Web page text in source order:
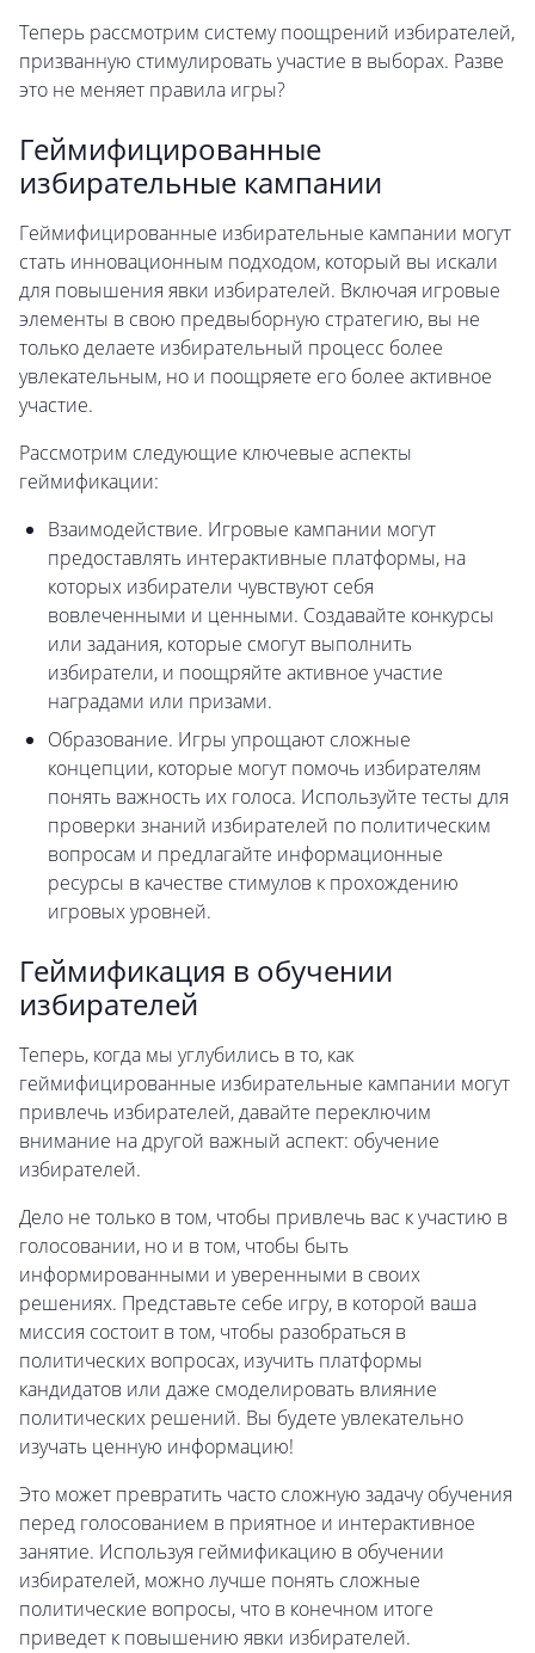
Теперь рассмотрим систему поощрений избирателей,
призванную стимулировать участие в выборах. Разве
это не меняет правила игры?
Геймифицированные
избирательные кампании
Геймифицированные избирательные кампании могут
стать инновационным подходом, который вы искали
для повышения явки избирателей. Включая игровые
элементы в свою предвыборную стратегию, вы не
только делаете избирательный процесс более
увлекательным, но и поощряете его более активное
участие.
Рассмотрим следующие ключевые аспекты
геймификации:
Взаимодействие. Игровые кампании могут
предоставлять интерактивные платформы, на
которых избиратели чувствуют себя
вовлеченными и ценными. Создавайте конкурсы
или задания, которые смогут выполнить
избиратели, и поощряйте активное участие
наградами или призами.
Образование. Игры упрощают сложные
концепции, которые могут помочь избирателям
понять важность их голоса. Используйте тесты для
проверки знаний избирателей по политическим
вопросам и предлагайте информационные
ресурсы в качестве стимулов к прохождению
игровых уровней.
Геймификация в обучении
избирателей
Теперь, когда мы углубились в то, как
геймифицированные избирательные кампании могут
привлечь избирателей, давайте переключим
внимание на другой важный аспект: обучение
избирателей.
Дело не только в том, чтобы привлечь вас к участию в
голосовании, но и в том, чтобы быть
информированными и уверенными в своих
решениях. Представьте себе игру, в которой ваша
миссия состоит в том, чтобы разобраться в
политических вопросах, изучить платформы
кандидатов или даже смоделировать влияние
политических решений. Вы будете увлекательно
изучать ценную информацию!
Это может превратить часто сложную задачу обучения
перед голосованием в приятное и интерактивное
занятие. Используя геймификацию в обучении
избирателей, можно лучше понять сложные
политические вопросы, что в конечном итоге
приведет к повышению явки избирателей.